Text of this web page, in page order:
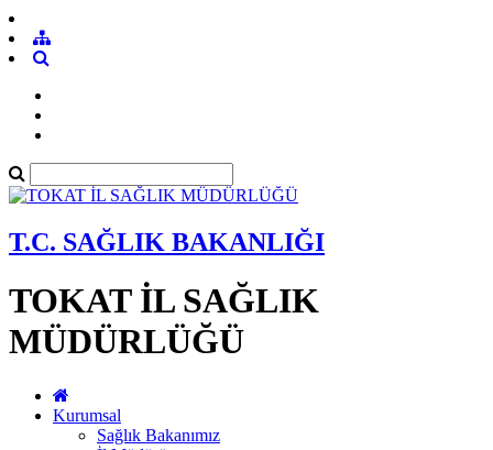
T.C. SAĞLIK BAKANLIĞI
TOKAT İL SAĞLIK
MÜDÜRLÜĞÜ
Kurumsal
Sağlık Bakanımız